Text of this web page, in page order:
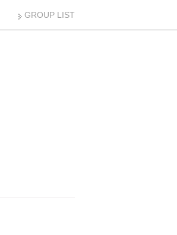
GROUP LIST